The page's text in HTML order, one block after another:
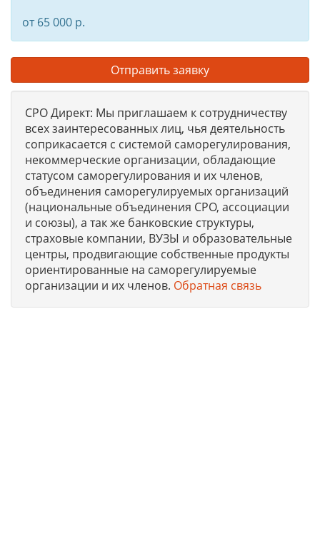
от 65 000 р.
Отправить заявку
СРО Директ: Мы приглашаем к сотрудничеству
всех заинтересованных лиц, чья деятельность
соприкасается с системой саморегулирования,
некоммерческие организации, обладающие
статусом саморегулирования и их членов,
объединения саморегулируемых организаций
(национальные объединения СРО, ассоциации
и союзы), а так же банковские структуры,
страховые компании, ВУЗЫ и образовательные
центры, продвигающие собственные продукты
ориентированные на саморегулируемые
организации и их членов. Обратная связь